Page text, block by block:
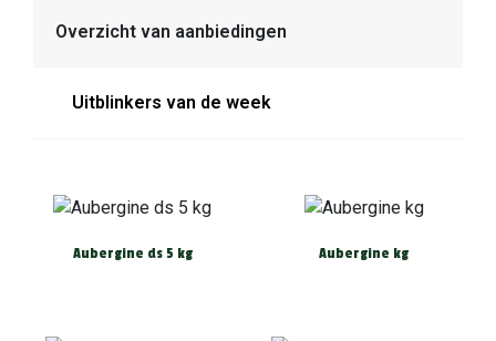
Overzicht van aanbiedingen
Uitblinkers van de week
Aubergine ds 5 kg Aubergine kg